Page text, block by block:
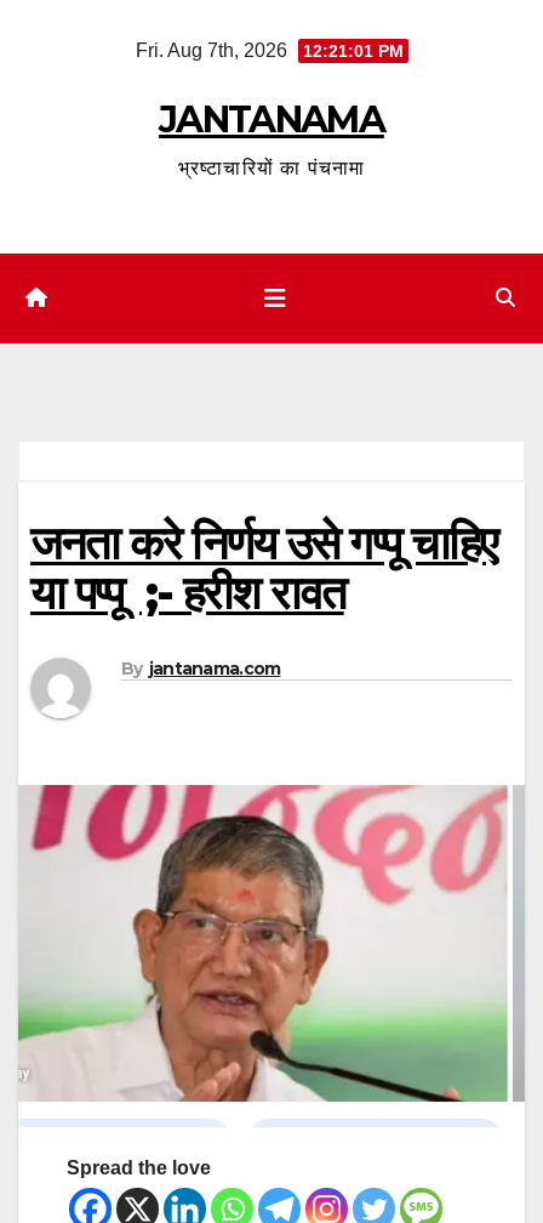
Fri. Aug 7th, 2026 12:21:02 PM
JANTANAMA
भ्रष्टाचारियों का पंचनामा
जनता करे निर्णय उसे गप्पू चाहिए
या पप्पू ;- हरीश रावत
By jantanama.com
Spread the love